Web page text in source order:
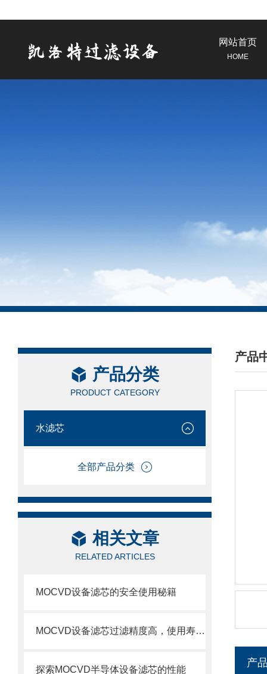
网站首页
HOME
产品分类
PRODUCT CATEGORY
水滤芯
全部产品分类
相关文章
RELATED ARTICLES
MOCVD设备滤芯的安全使用秘籍
MOCVD设备滤芯过滤精度高，使用寿命长
探索MOCVD半导体设备滤芯的性能
产品
/
产